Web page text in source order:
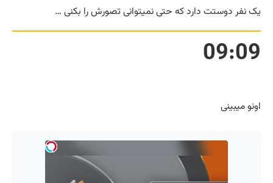
یک نفر دوستت دارد که حتی نمیتوانی تصورش را بکنی …
09:09
اونو میبینی